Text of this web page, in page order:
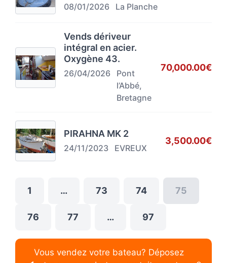
08/01/2026 La Planche
Vends dériveur
intégral en acier.
Oxygène 43.
26/04/2026
Pont
l’Abbé,
Bretagne
70,000.00€
PIRAHNA MK 2
24/11/2023 EVREUX
3,500.00€
1 … 73 74 75
76 77 … 97
Vous vendez votre bateau? Déposez